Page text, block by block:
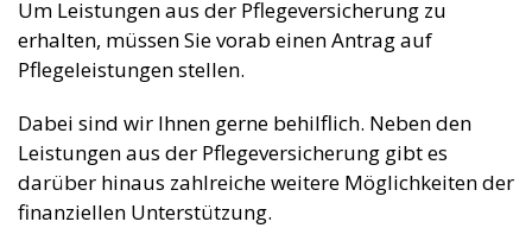
Um Leistungen aus der Pflegeversicherung zu
erhalten, müssen Sie vorab einen Antrag auf
Pflegeleistungen stellen.
Dabei sind wir Ihnen gerne behilflich. Neben den
Leistungen aus der Pflegeversicherung gibt es
darüber hinaus zahlreiche weitere Möglichkeiten der
finanziellen Unterstützung.